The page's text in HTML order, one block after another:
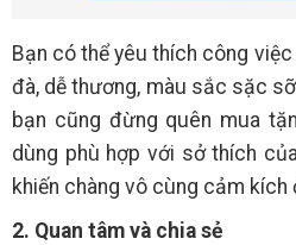
Bạn có thể yêu thích công
đà, dễ thương, màu sắc sặc
bạn cũng đừng quên mua
dùng phù hợp với sở thích
khiến chàng vô cùng cảm kích
2. Quan tâm và chia sẻ